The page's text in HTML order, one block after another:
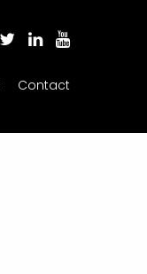
Contact